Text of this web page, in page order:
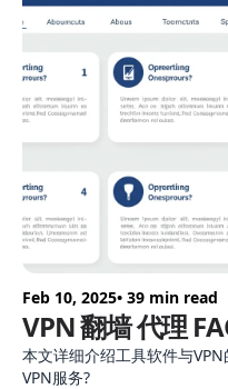
Feb 10, 2025• 39 min read
VPN 翻墙 代理
本文详细介绍工具软件与
VPN服务?